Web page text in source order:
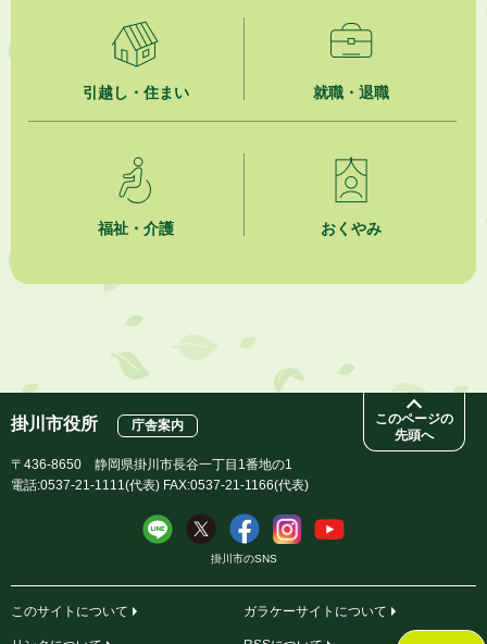
【参加者募集】プロ棋士から学ぼう！はじめての将棋教室
2026年8月1日
市民活動カレンダー（リスト形式）
2026年8月1日
市議会だより 第100号 (令和8年8月1日発行)を掲載しました
引越し・住まい 就職・退職
福祉・介護 おくやみ
このページの
先頭へ
掛川市役所 庁舎案内
〒436-8650 静岡県掛川市長谷一丁目1番地の1
電話:0537-21-1111(代表) FAX:0537-21-1166(代表)
掛川市のSNS
このサイトについて ガラケーサイトについて